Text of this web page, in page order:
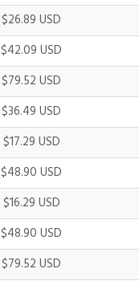
$26.89 USD
$42.09 USD
$79.52 USD
$36.49 USD
$17.29 USD
$48.90 USD
$16.29 USD
$48.90 USD
$79.52 USD